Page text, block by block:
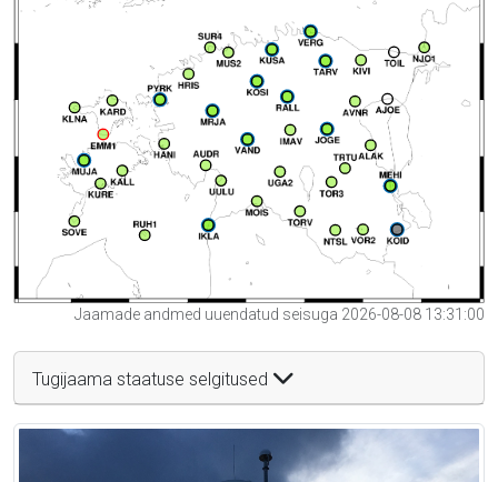
Jaamade andmed uuendatud seisuga 2026-08-08 13:31:00
Tugijaama staatuse selgitused